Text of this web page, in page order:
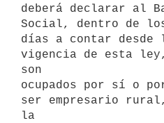
deberá declarar al
Social, dentro de
días a contar desde
vigencia de esta
son
ocupados por sí o
ser empresario
la